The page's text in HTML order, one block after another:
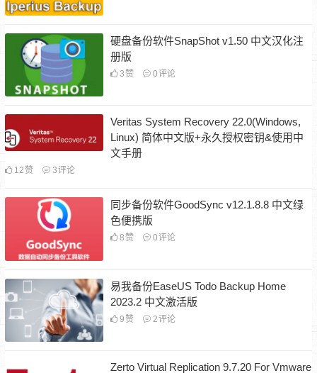
硬盘备份软件SnapShot v1.50 中文汉化注
册版
3 赞 0评论
Veritas System Recovery 22.0(Windows,
Linux) 简体中文版+永久授权密钥&使用中
文手册
12 赞 3评论
同步备份软件GoodSync v12.1.8.8 中文绿
色便携版
8 赞 0评论
易我备份EaseUS Todo Backup Home
2023.2 中文激活版
9 赞 2评论
Zerto Virtual Replication 9.7.20 For Vmware